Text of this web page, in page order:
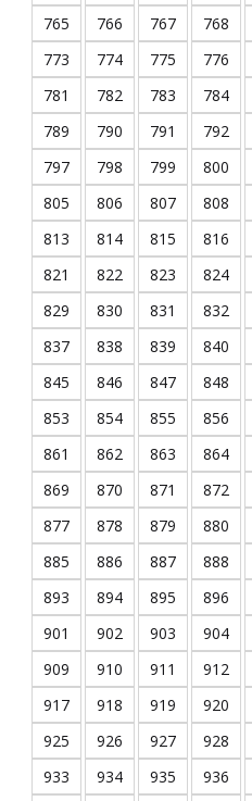
765
766 767 768
773
774 775 776
781
782 783 784
789
790 791 792
797
798 799 800
805
806 807 808
813
814 815 816
821
822 823 824
829
830 831 832
837
838 839 840
845
846 847 848
853
854 855 856
861
862 863 864
869
870 871 872
877
878 879 880
885
886 887 888
893
894 895 896
901
902 903 904
909
910 911 912
917
918 919 920
925
926 927 928
933
934 935 936